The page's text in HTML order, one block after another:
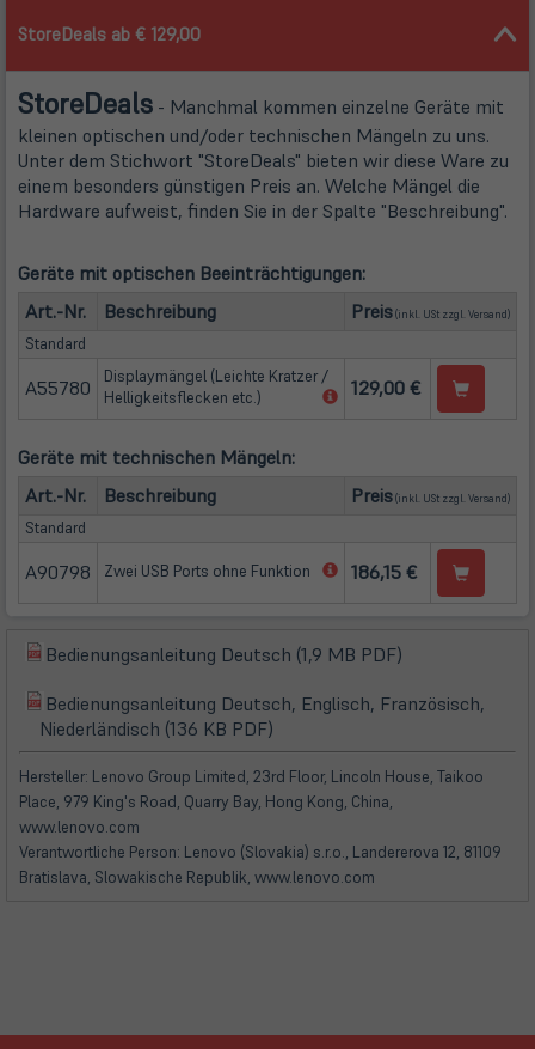
StoreDeals ab € 129,00
StoreDeals - Manchmal kommen einzelne Geräte mit
kleinen optischen und/oder technischen Mängeln zu uns.
Unter dem Stichwort "StoreDeals" bieten wir diese Ware zu
einem besonders günstigen Preis an. Welche Mängel die
Hardware aufweist, finden Sie in der Spalte "Beschreibung".
Geräte mit optischen Beeinträchtigungen:
Art.-Nr.
Beschreibung Preis(inkl. USt zzgl. Versand)
Standard
A55780
Displaymängel (Leichte Kratzer /
Helligkeitsflecken etc.)
(öffnet
129,00 €
Geräte mit technischen Mängeln:
Art.-Nr.
Beschreibung Preis(inkl. USt zzgl. Versand)
Standard
A90798 Zwei USB Ports ohne Funktion
(öffnet
186,15 €
in
neuem
Tab)
Bedienungsanleitung Deutsch (1,9 MB PDF)
neuem
(öffnet
in
neuem
Tab)
Bedienungsanleitung Deutsch, Englisch, Französisch,
Niederländisch (136 KB PDF)
in
neuem
Tab)
Hersteller: Lenovo Group Limited, 23rd Floor, Lincoln House, Taikoo
Place, 979 King's Road, Quarry Bay, Hong Kong, China,
www.lenovo.com
Verantwortliche Person: Lenovo (Slovakia) s.r.o., Landererova 12, 81109
Bratislava, Slowakische Republik, www.lenovo.com